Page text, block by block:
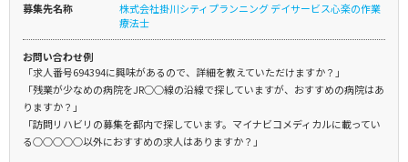
募集先名称
株式会社掛川シティプランニング デイサービス心楽の作業
療法士
お問い合わせ例
「求人番号694394に興味があるので、詳細を教えていただけますか？」
「残業が少なめの病院をJR○○線の沿線で探していますが、おすすめの病院はあ
りますか？」
「訪問リハビリの募集を都内で探しています。マイナビコメディカルに載ってい
る○○○○○以外におすすめの求人はありますか？」